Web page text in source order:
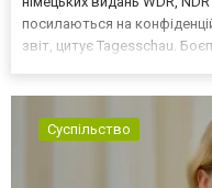
посилаються на
звіт, цитує Tagesschau.
Суспільство